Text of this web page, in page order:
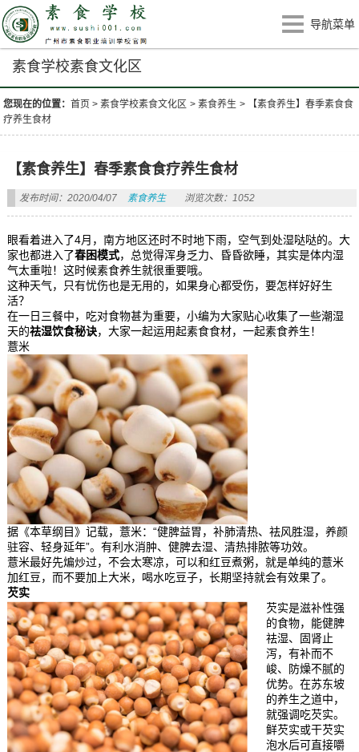
导航菜单
素食学校素食文化区
您现在的位置：首页 >素食学校素食文化区 >素食养生 >
【素食养生】春季素食食
疗养生食材
【素食养生】春季素食食疗养生食材
发布时间：2020/04/07 素食养生 浏览次数：1052
眼看着进入了4月，南方地区还时不时地下雨，空气到处湿哒哒的。大
家也都进入了春困模式，总觉得浑身乏力、昏昏欲睡，其实是体内湿
气太重啦！这时候素食养生就很重要哦。
这种天气，只有忧伤也是无用的，如果身心都受伤，要怎样好好生
活？
在一日三餐中，吃对食物甚为重要，小编为大家贴心收集了一些潮湿
天的祛湿饮食秘诀，大家一起运用起素食食材，一起素食养生！
薏米
据《本草纲目》记载，薏米：“健脾益胃，补肺清热、祛风胜湿，养颜
驻容、轻身延年”。有利水消肿、健脾去湿、清热排脓等功效。
薏米最好先煸炒过，不会太寒凉，可以和红豆煮粥，就是单纯的薏米
加红豆，而不要加上大米，喝水吃豆子，长期坚持就会有效果了。
芡实
芡实是滋补性强
的食物，能健脾
祛湿、固肾止
泻，有补而不
峻、防燥不腻的
优势。在苏东坡
的养生之道中，
就强调吃芡实。
鲜芡实或干芡实
泡水后可直接嚼